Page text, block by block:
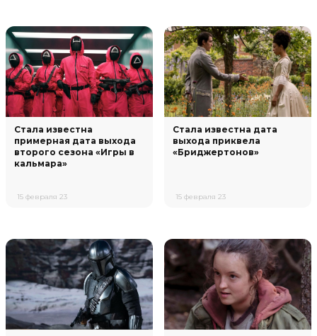
Стала известна
примерная дата выхода
второго сезона «Игры в
кальмара»
15 февраля 23
Стала известна дата
выхода приквела
«Бриджертонов»
15 февраля 23